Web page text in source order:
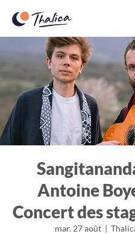
Antoine
Concert des
mar. 27 août
  |